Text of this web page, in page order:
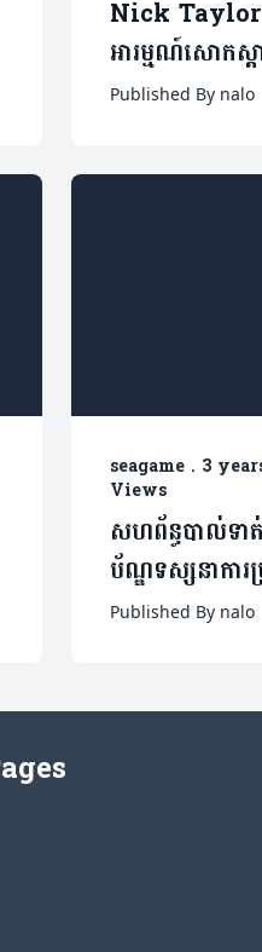
Nick Taylor
អារម្មណ៍សោកស្
ដឹងថា លោក
Published By nalo
seagame . 3
Views
សហព័ន្ធបាល់ទា
ប័ណ្ឌទស្សនាកា
មួយជីវិត ដល់ព្រឹទ្ធ
Published By nalo